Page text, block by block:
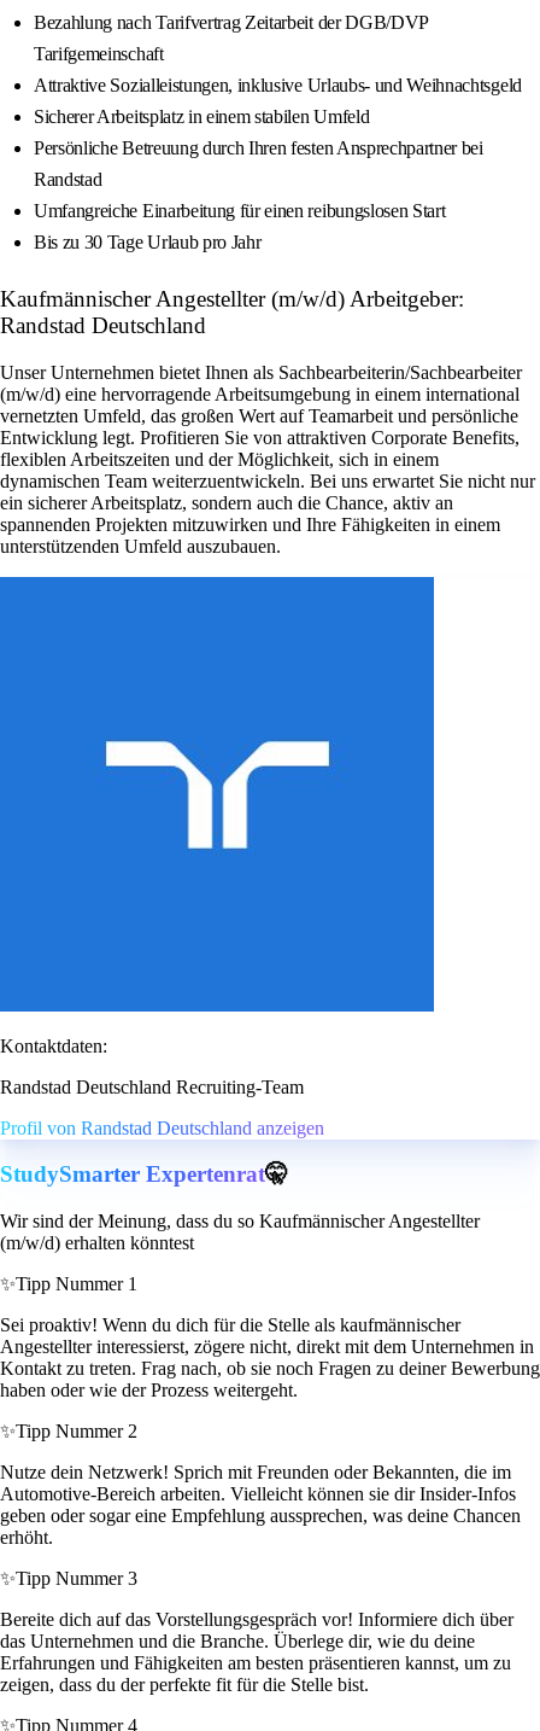
Bezahlung nach Tarifvertrag Zeitarbeit der DGB/DVP
Tarifgemeinschaft
Attraktive Sozialleistungen, inklusive Urlaubs- und Weihnachtsgeld
Sicherer Arbeitsplatz in einem stabilen Umfeld
Persönliche Betreuung durch Ihren festen Ansprechpartner bei
Randstad
Umfangreiche Einarbeitung für einen reibungslosen Start
Bis zu 30 Tage Urlaub pro Jahr
Kaufmännischer Angestellter (m/w/d) Arbeitgeber:
Randstad Deutschland
Unser Unternehmen bietet Ihnen als Sachbearbeiterin/Sachbearbeiter
(m/w/d) eine hervorragende Arbeitsumgebung in einem international
vernetzten Umfeld, das großen Wert auf Teamarbeit und persönliche
Entwicklung legt. Profitieren Sie von attraktiven Corporate Benefits,
flexiblen Arbeitszeiten und der Möglichkeit, sich in einem
dynamischen Team weiterzuentwickeln. Bei uns erwartet Sie nicht nur
ein sicherer Arbeitsplatz, sondern auch die Chance, aktiv an
spannenden Projekten mitzuwirken und Ihre Fähigkeiten in einem
unterstützenden Umfeld auszubauen.
Kontaktdaten:
Randstad Deutschland Recruiting-Team
Profil von Randstad Deutschland anzeigen
StudySmarter Expertenrat🤫
Wir sind der Meinung, dass du so Kaufmännischer Angestellter
(m/w/d) erhalten könntest
✨Tipp Nummer 1
Sei proaktiv! Wenn du dich für die Stelle als kaufmännischer
Angestellter interessierst, zögere nicht, direkt mit dem Unternehmen in
Kontakt zu treten. Frag nach, ob sie noch Fragen zu deiner Bewerbung
haben oder wie der Prozess weitergeht.
✨Tipp Nummer 2
Nutze dein Netzwerk! Sprich mit Freunden oder Bekannten, die im
Automotive-Bereich arbeiten. Vielleicht können sie dir Insider-Infos
geben oder sogar eine Empfehlung aussprechen, was deine Chancen
erhöht.
✨Tipp Nummer 3
Bereite dich auf das Vorstellungsgespräch vor! Informiere dich über
das Unternehmen und die Branche. Überlege dir, wie du deine
Erfahrungen und Fähigkeiten am besten präsentieren kannst, um zu
zeigen, dass du der perfekte fit für die Stelle bist.
✨Tipp Nummer 4